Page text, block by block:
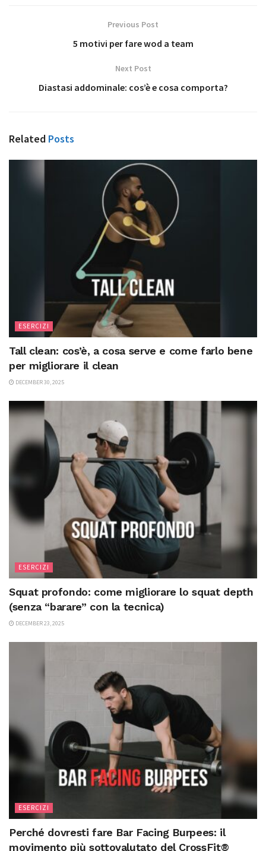
Previous Post
5 motivi per fare wod a team
Next Post
Diastasi addominale: cos’è e cosa comporta?
Related Posts
ESERCIZI
Tall clean: cos’è, a cosa serve e come farlo bene
per migliorare il clean
DECEMBER 30, 2025
ESERCIZI
Squat profondo: come migliorare lo squat depth
(senza “barare” con la tecnica)
DECEMBER 23, 2025
ESERCIZI
Perché dovresti fare Bar Facing Burpees: il
movimento più sottovalutato del CrossFit®